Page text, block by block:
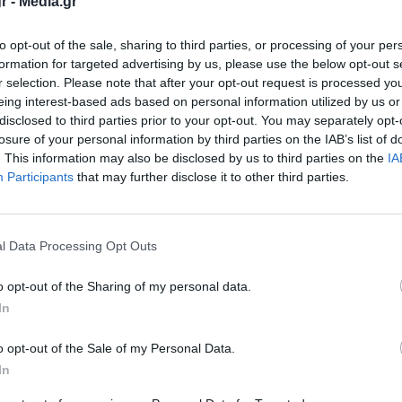
opt-out of the sale, sharing to third parties, or processing of your
for targeted advertising by us, please use the below opt-out
selection. Please note that after your opt-out request is processed
interest-based ads based on personal information utilized by us
to third parties prior to your opt-out. You may separately
of your personal information by third parties on the IAB’s list of
This information may also be disclosed by us to third parties on the
Participants that may further disclose it to other third parties.
Data Processing Opt Outs
opt-out of the Sharing of my personal data.
opt-out of the Sale of my Personal Data.
σήμερα ο 44χρονος πατέρας ο
13χρονης κόρης του, στο Ηράκλειο.
ο οποίος μένει στο Ηράκλειο οδηγήθηκε
διώξεις για ενδοοικογενειακή βία και